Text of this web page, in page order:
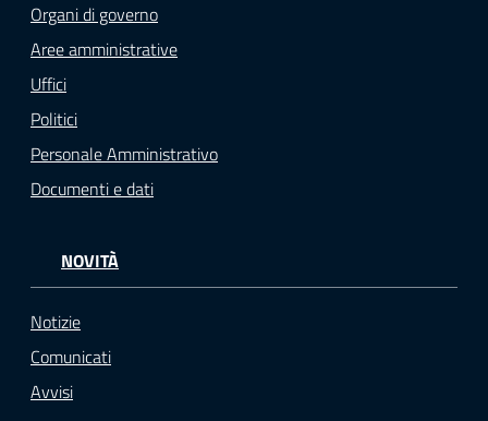
Organi di governo
Aree amministrative
Uffici
Politici
Personale Amministrativo
Documenti e dati
NOVITÀ
Notizie
Comunicati
Avvisi